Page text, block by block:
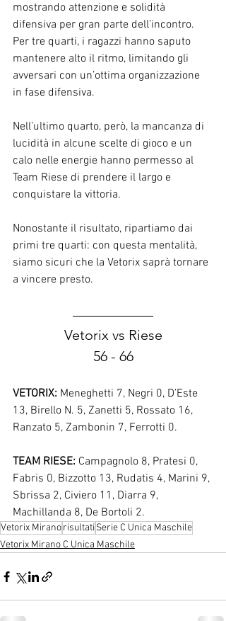
mostrando attenzione e solidità
difensiva per gran parte dell’incontro.
Per tre quarti, i ragazzi hanno saputo
mantenere alto il ritmo, limitando gli
avversari con un’ottima organizzazione
in fase difensiva.
Nell’ultimo quarto, però, la mancanza di
lucidità in alcune scelte di gioco e un
calo nelle energie hanno permesso al
Team Riese di prendere il largo e
conquistare la vittoria.
Nonostante il risultato, ripartiamo dai
primi tre quarti: con questa mentalità,
siamo sicuri che la Vetorix saprà tornare
a vincere presto.
Vetorix vs Riese
56 - 66
VETORIX: Meneghetti 7, Negri 0, D’Este
13, Birello N. 5, Zanetti 5, Rossato 16,
Ranzato 5, Zambonin 7, Ferrotti 0.
TEAM RIESE: Campagnolo 8, Pratesi 0,
Fabris 0, Bizzotto 13, Rudatis 4, Marini 9,
Sbrissa 2, Civiero 11, Diarra 9,
Machillanda 8, De Bortoli 2.
Vetorix Miranorisultati Serie C Unica Maschile
Vetorix Mirano C Unica Maschile